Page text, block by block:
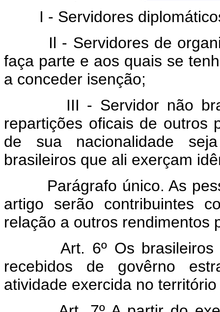
I - Servidores
Il - Servidores de
faça parte e aos quais se
a conceder isenção;
III - Servidor não
repartições oficais de outros
de sua nacionalidade
brasileiros que ali exerçam
Parágrafo único. As
artigo serão contribuintes
relação a outros rendimentos
Art. 6º Os
recebidos de govêrno
atividade exercida no